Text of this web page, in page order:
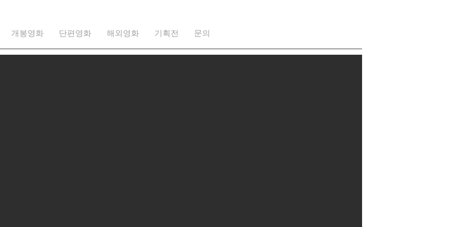
개봉영화 단편영화 해외영화 기획전 문의